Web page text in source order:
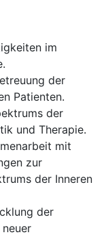
im
der
Patienten.
der
und Therapie.
mit
zur
der Inneren
der